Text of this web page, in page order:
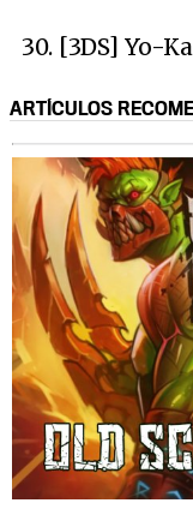
30. [3DS] Yo-
ARTÍCULOS